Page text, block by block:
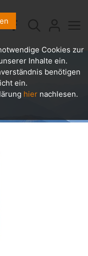
Cookies zur
Inhalte ein.
benötigen
ein.
hier nachlesen.